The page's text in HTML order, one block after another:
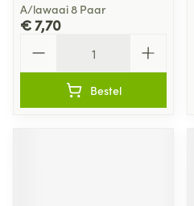
A/lawaai 8 Paar
€ 7,70
Bestel